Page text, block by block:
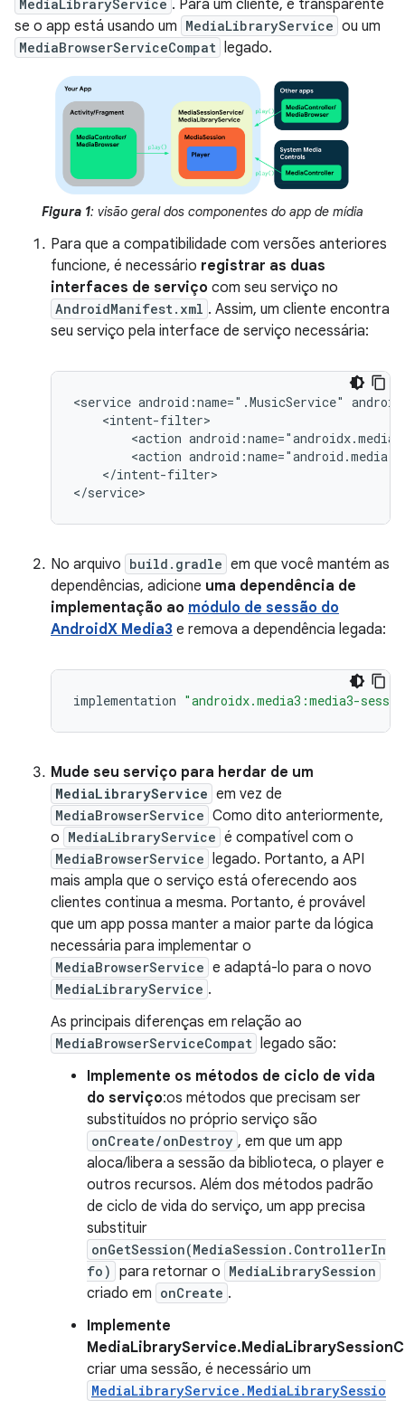
MediaLibraryService . Para um cliente, é transparente
se o app está usando um MediaLibraryService ou um
MediaBrowserServiceCompat legado.
Figura 1: visão geral dos componentes do app de mídia
Para que a compatibilidade com versões anteriores
funcione, é necessário registrar as duas
interfaces de serviço com seu serviço no
AndroidManifest.xml . Assim, um cliente encontra
seu serviço pela interface de serviço necessária:
<service android:name=".MusicService"
<action
<action
</intent-filter>
No arquivo build.gradle em que você mantém as
dependências, adicione uma dependência de
implementação ao módulo de sessão do
AndroidX Media3 e remova a dependência legada:
implementation "androidx.media3:media3-
Mude seu serviço para herdar de um
MediaLibraryService em vez de
MediaBrowserService Como dito anteriormente,
o MediaLibraryService é compatível com o
MediaBrowserService legado. Portanto, a API
mais ampla que o serviço está oferecendo aos
clientes continua a mesma. Portanto, é provável
que um app possa manter a maior parte da lógica
necessária para implementar o
MediaBrowserService e adaptá-lo para o novo
MediaLibraryService .
As principais diferenças em relação ao
MediaBrowserServiceCompat legado são:
Implemente os métodos de ciclo de vida
do serviço:os métodos que precisam ser
substituídos no próprio serviço são
onCreate/onDestroy , em que um app
aloca/libera a sessão da biblioteca, o player e
outros recursos. Além dos métodos padrão
de ciclo de vida do serviço, um app precisa
substituir
onGetSession(MediaSession.ControllerIn
fo) para retornar o MediaLibrarySession
criado em onCreate .
Implemente
criar uma sessão, é necessário um
MediaLibraryService.MediaLibrarySessio